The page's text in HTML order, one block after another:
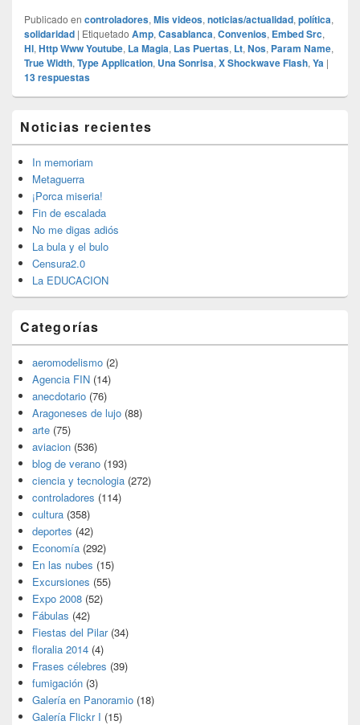
Publicado en controladores, Mis videos, noticias/actualidad, política,
solidaridad | Etiquetado Amp, Casablanca, Convenios, Embed Src,
Hl, Http Www Youtube, La Magia, Las Puertas, Lt, Nos, Param Name,
True Width, Type Application, Una Sonrisa, X Shockwave Flash, Ya |
13respuestas
área
de
widget
barra
lateral
primaria
Noticias recientes
In memoriam
Metaguerra
¡Porca miseria!
Fin de escalada
No me digas adiós
La bula y el bulo
Censura2.0
La EDUCACION
Categorías
aeromodelismo (2)
Agencia FIN (14)
anecdotario (76)
Aragoneses de lujo (88)
arte (75)
aviacion (536)
blog de verano (193)
ciencia y tecnologia (272)
controladores (114)
cultura (358)
deportes (42)
Economía (292)
En las nubes (15)
Excursiones (55)
Expo 2008 (52)
Fábulas (42)
Fiestas del Pilar(34)
floralia 2014 (4)
Frases célebres (39)
fumigación (3)
Galería en Panoramio (18)
Galería Flickr I (15)